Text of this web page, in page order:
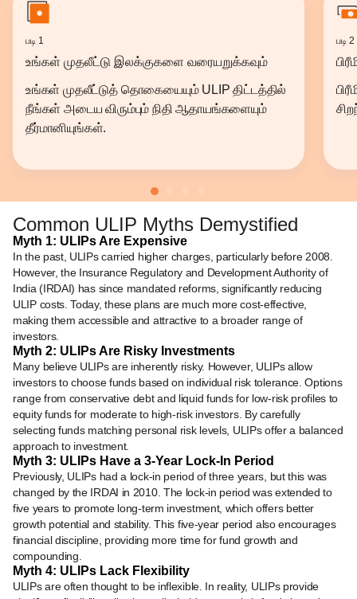
படி 1
உங்கள் முதலீட்டு இலக்குகளை வரையறுக்கவும்
உங்கள் முதலீட்டுத் தொகையையும் ULIP திட்டத்தில்
நீங்கள் அடைய விரும்பும் நிதி ஆதாயங்களையும்
தீர்மானியுங்கள்.
படி 2
Common ULIP Myths Demystified
Myth 1: ULIPs Are Expensive
In the past, ULIPs carried higher charges, particularly before 2008.
However, the Insurance Regulatory and Development Authority of
India (IRDAI) has since mandated reforms, significantly reducing
ULIP costs. Today, these plans are much more cost-effective,
making them accessible and attractive to a broader range of
investors.
Myth 2: ULIPs Are Risky Investments
Many believe ULIPs are inherently risky. However, ULIPs allow
investors to choose funds based on individual risk tolerance. Options
range from conservative debt and liquid funds for low-risk profiles to
equity funds for moderate to high-risk investors. By carefully
selecting funds matching personal risk levels, ULIPs offer a balanced
approach to investment.
Myth 3: ULIPs Have a 3-Year Lock-In Period
Previously, ULIPs had a lock-in period of three years, but this was
changed by the IRDAI in 2010. The lock-in period was extended to
five years to promote long-term investment, which offers better
growth potential and stability. This five-year period also encourages
financial discipline, providing more time for fund growth and
compounding.
Myth 4: ULIPs Lack Flexibility
ULIPs are often thought to be inflexible. In reality, ULIPs provide